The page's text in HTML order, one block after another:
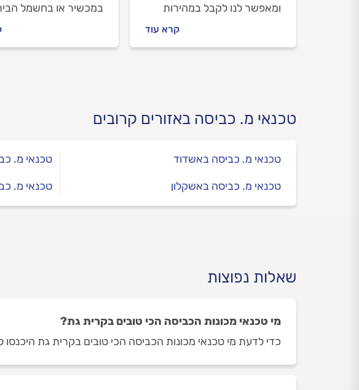
ומאפשר לנו לקבל במהירות
האוויר המשתנים. כמו כל
מכשיר חשמלי, גם למייבשי
ואיך תתמודדו איתה? כל
קרא עוד
במכשיר או בחשמל
לקצר, בדיקות פשוטות
להזמין טכנאי או
טכנאי מ. כביסה באזורים קרובים
טכנאי מ. כביסה באשדוד
טכנאי מ. כביסה באשקלון
טכנאי מ.
טכנאי מ.
שאלות נפוצות
מי טכנאי מכונות הכביסה הכי טובים בקרית גת?
כדי לדעת מי טכנאי מכונות הכביסה הכי טובים בקרית גת היכנסו